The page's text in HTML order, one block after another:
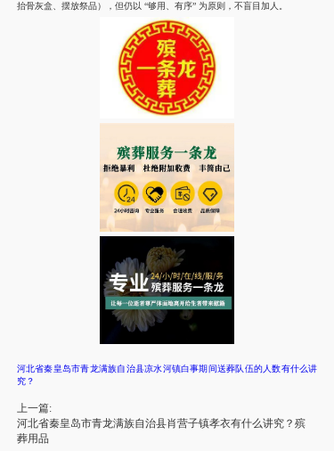
抬骨灰盒、摆放祭品），但仍以 “够用、有序” 为原则，不盲目加人。
河北省秦皇岛市青龙满族自治县凉水河镇白事期间送葬队伍的人数有什么讲
究？
上一篇:
河北省秦皇岛市青龙满族自治县肖营子镇孝衣有什么讲究？殡
葬用品